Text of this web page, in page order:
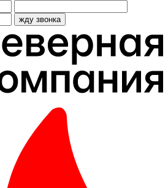
жду звонка